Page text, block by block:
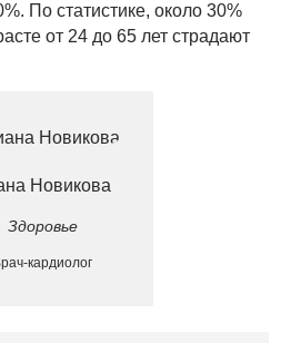
По статистике, около 30%
от 24 до 65 лет страдают
Новикова
Здоровье
кардиолог